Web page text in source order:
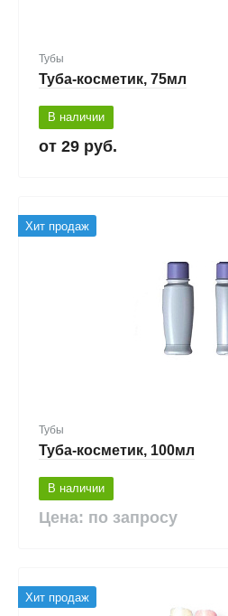
Тубы
Туба-косметик, 75мл
В наличии
29 руб.
Хит продаж
Тубы
Туба-косметик, 100мл
В наличии
Цена: по запросу
Хит продаж